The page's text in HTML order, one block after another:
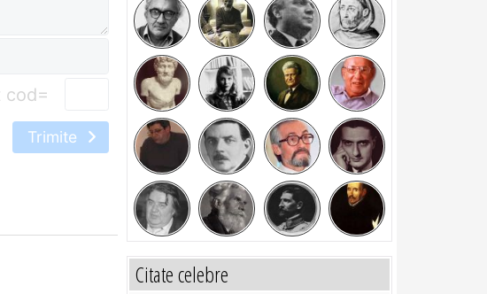
=
Trimite
Citate celebre